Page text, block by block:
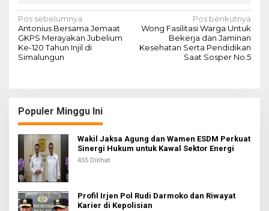
N
a
v
a
s
i
p
o
s
Pos sebelumnya
Antonius Bersama Jemaat
GKPS Merayakan Jubelium
Ke-120 Tahun Injil di
Simalungun
Pos berikutnya
Wong Fasilitasi Warga Untuk
Bekerja dan Jaminan
Kesehatan Serta Pendidikan
Saat Sosper No.5
Populer Minggu Ini
Wakil Jaksa Agung dan Wamen ESDM Perkuat
Sinergi Hukum untuk Kawal Sektor Energi
455 Dilihat
Profil Irjen Pol Rudi Darmoko dan Riwayat
Karier di Kepolisian